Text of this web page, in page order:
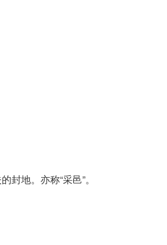
地。亦称“采邑”。